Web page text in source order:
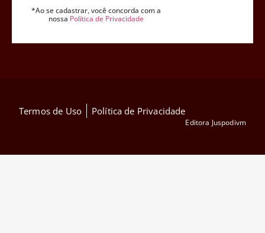
*Ao se cadastrar, você concorda com a
nossa Política de Privacidade
Termos de Uso Política de Privacidade
Editora Juspodivm